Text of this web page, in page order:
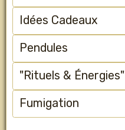
Idées Cadeaux
Pendules
"Rituels & Énergies"
Fumigation